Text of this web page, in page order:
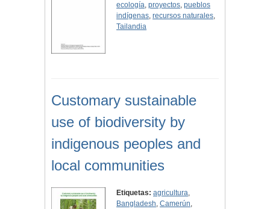
ecología,proyectos,pueblos
indígenas,recursos naturales,
Tailandia
Customary sustainable
use of biodiversity by
indigenous peoples and
local communities
Etiquetas: agricultura,
Bangladesh,Camerún,